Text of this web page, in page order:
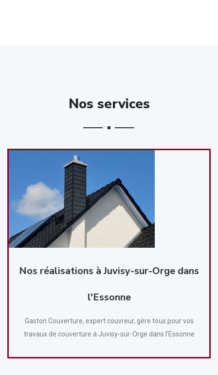
Nos services
Nos réalisations à Juvisy-sur-Orge dans
l'Essonne
Gaston Couverture, expert couvreur, gère tous pour vos
travaux de couverture à Juvisy-sur-Orge dans l'Essonne